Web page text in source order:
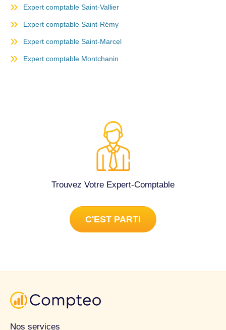
Expert comptable Saint-Vallier
Expert comptable Saint-Rémy
Expert comptable Saint-Marcel
Expert comptable Montchanin
Trouvez Votre Expert-Comptable
C'EST PARTI
Nos services